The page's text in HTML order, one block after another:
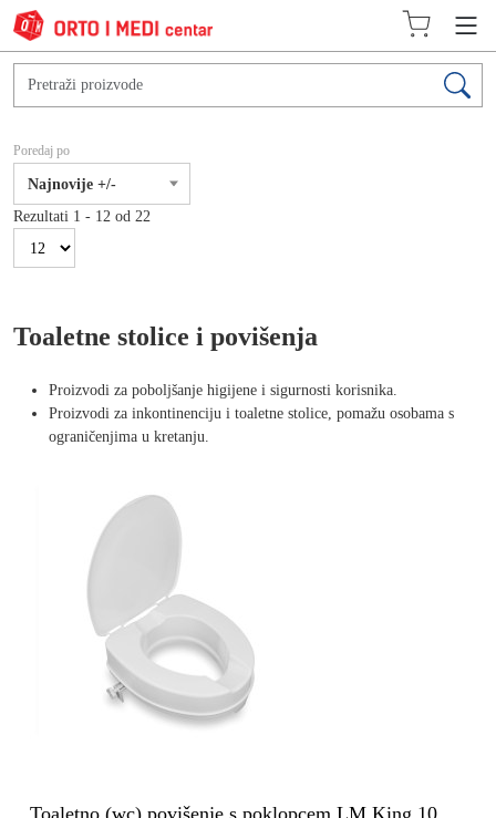
Poredaj po
Najnovije +/-
Rezultati 1 - 12 od 22
Toaletne stolice i povišenja
Proizvodi za poboljšanje higijene i sigurnosti korisnika.
Proizvodi za inkontinenciju i toaletne stolice, pomažu osobama s
ograničenjima u kretanju.
Toaletno (wc) povišenje s poklopcem LM King 10